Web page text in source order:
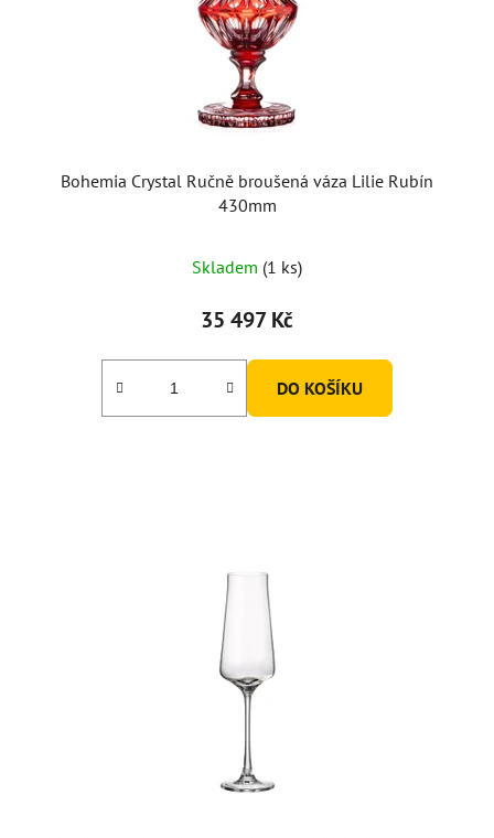
Bohemia Crystal Ručně broušená váza Lilie Rubín
430mm
Skladem (1 ks)
35 497 Kč
DO KOŠÍKU